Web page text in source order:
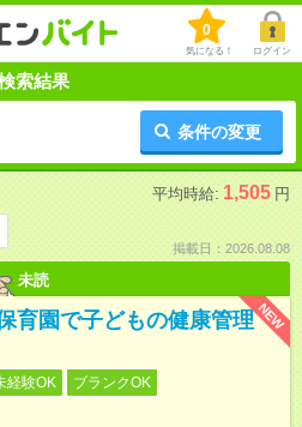
0
気になる！ ログイン
索結果
条件の変更
平均時給: 1,505 円
掲載日：2026.08.08
未読
NEW
育園で子どもの健康管理
経験OK
ブランクOK